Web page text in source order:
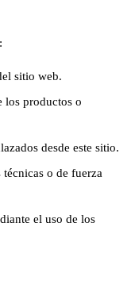
sitio web.
los productos o
desde este sitio.
o de fuerza
el uso de los